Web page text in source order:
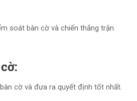
soát bàn cờ và chiến thắng trận
cờ và đưa ra quyết định tốt nhất.